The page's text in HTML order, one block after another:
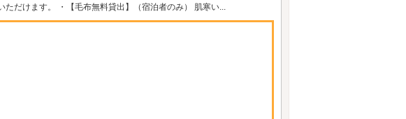
ただけます。 ・【毛布無料貸出】（宿泊者のみ） 肌寒い...